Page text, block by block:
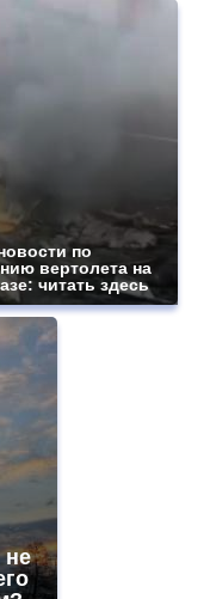
по
вертолета на
читать здесь
не